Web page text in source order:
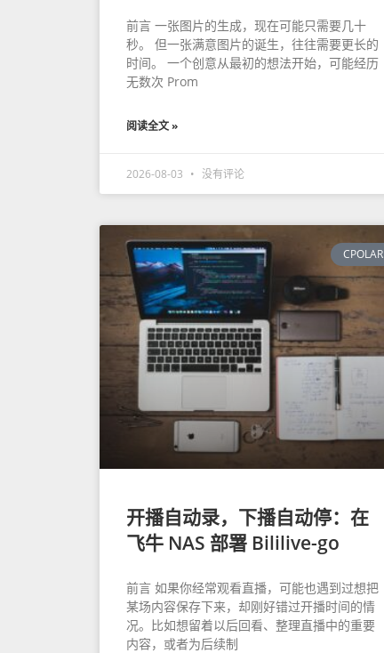
前言 一张图片的生成，现在可能只需要几十
秒。 但一张满意图片的诞生，往往需要更长的
时间。 一个创意从最初的想法开始，可能经历
无数次 Prom
阅读全文 »
2026-08-03 没有评论
CPOLAR
开播自动录，下播自动停：在
飞牛 NAS 部署 Bililive-go
前言 如果你经常观看直播，可能也遇到过想把
某场内容保存下来，却刚好错过开播时间的情
况。比如想留着以后回看、整理直播中的重要
内容，或者为后续制